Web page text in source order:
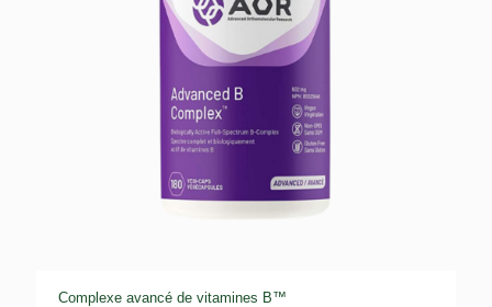
Complexe avancé de vitamines B™